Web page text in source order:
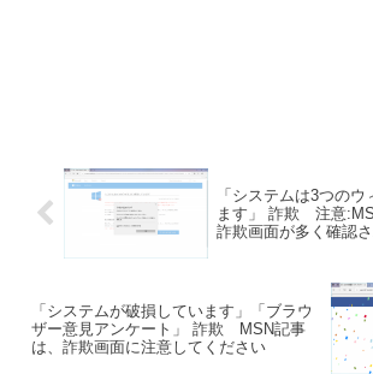
「システムは3つの
ます」 詐欺 注意
詐欺画面が多く確認
「システムが破損しています」「ブラウ
ザー意見アンケート」 詐欺 MSN記事
は、詐欺画面に注意してください